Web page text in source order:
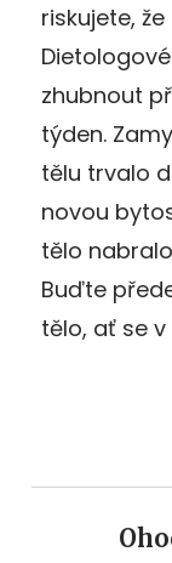
riskujete,
zhubnout
týden.
tělu trvalo
novou
tělo
Buďte
tělo, ať se